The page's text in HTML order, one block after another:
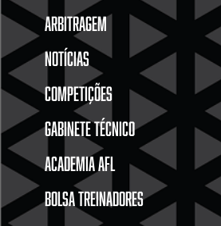
ARBITRAGEM
NOTÍCIAS
COMPETIÇÕES
GABINETE TÉCNICO
ACADEMIA AFL
BOLSA TREINADORES